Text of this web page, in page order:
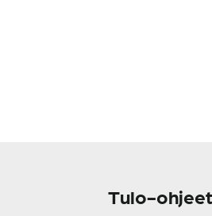
Tulo-